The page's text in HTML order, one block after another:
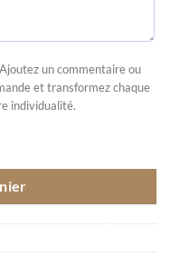
un commentaire ou
et transformez chaque
individualité.